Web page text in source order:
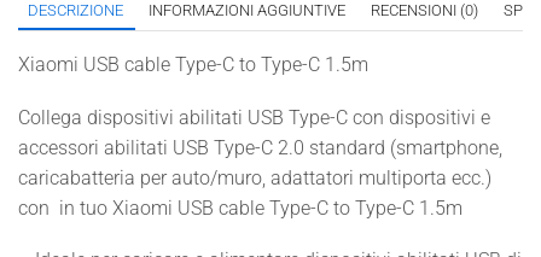
DESCRIZIONE INFORMAZIONI AGGIUNTIVE RECENSIONI (0)
Xiaomi USB cable Type-C to Type-C 1.5m
Collega dispositivi abilitati USB Type-C con dispositivi e
accessori abilitati USB Type-C 2.0 standard (smartphone,
caricabatteria per auto/muro, adattatori multiporta ecc.)
con in tuo Xiaomi USB cable Type-C to Type-C 1.5m